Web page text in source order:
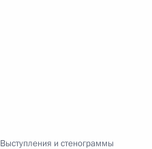
Выступления и стенограммы